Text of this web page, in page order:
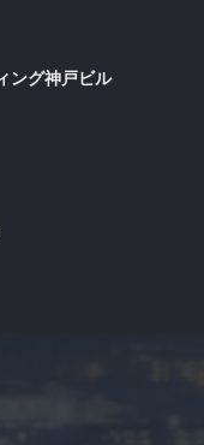
ング神戸ビル